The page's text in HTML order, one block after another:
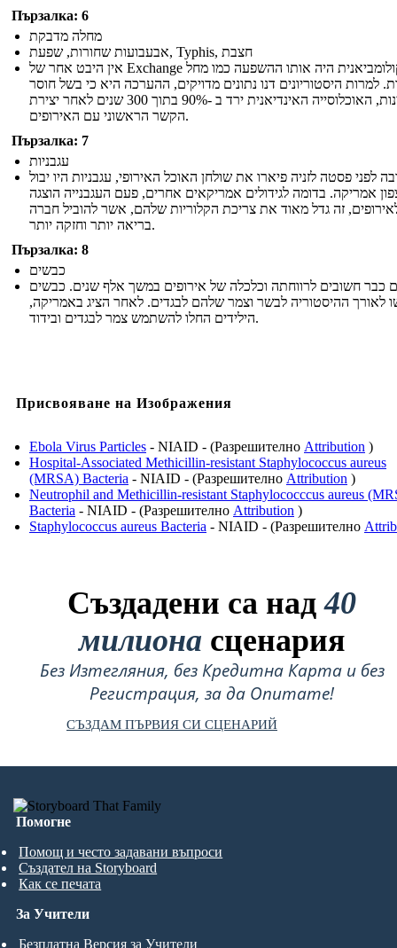
Пързалка: 6
מחלה מדבקת
אבעבועות שחורות, שפעת, Typhis, חצבת
אין היבט אחר של Exchange הקולומביאנית היה אותו ההשפעה כמו מחל
למרות היסטוריונים דנו נתונים מדויקים, ההערכה היא כי בשל חוסר
חסינות, האוכלוסייה האינדיאנית ירד ב -90% בתוך 300 שנים לאחר יצירת
הקשר הראשוני עם האירופים.
Пързалка: 7
עגבניות
לפני פסטה לזניה פיארו את שולחן האוכל האירופי, עגבניות היו יבול
צפון אמריקה. בדומה לגידולים אמריקאים אחרים, פעם העגבנייה הוצגה
זה גדל מאוד את צריכת הקלוריות שלהם, אשר להוביל חברה
בריאה יותר וחזקה יותר.
Пързалка: 8
כבשים
כבר חשובים לרווחתה וכלכלה של אירופים במשך אלף שנים. כבשים
לאורך ההיסטוריה לבשר וצמר שלהם לבגדים. לאחר הציג באמריקה,
הילידים החלו להשתמש צמר לבגדים ובידוד.
Присвояване на Изображения
Ebola Virus Particles - NIAID - (Разрешително Attribution )
Hospital-Associated Methicillin-resistant Staphylococcus aureus
(MRSA) Bacteria - NIAID - (Разрешително Attribution )
Neutrophil and Methicillin-resistant Staphylococccus aureus
Bacteria - NIAID - (Разрешително Attribution )
Staphylococcus aureus Bacteria - NIAID - (Разрешително
Създадени са над40
милиона сценария
Без Изтегляния, без Кредитна Карта и без
Регистрация, за да Опитате!
СЪЗДАМ ПЪРВИЯ СИ СЦЕНАРИЙ
Помогне
Помощ и често задавани въпроси
Създател на Storyboard
Как се печата
За Учители
Безплатна Версия за Учители